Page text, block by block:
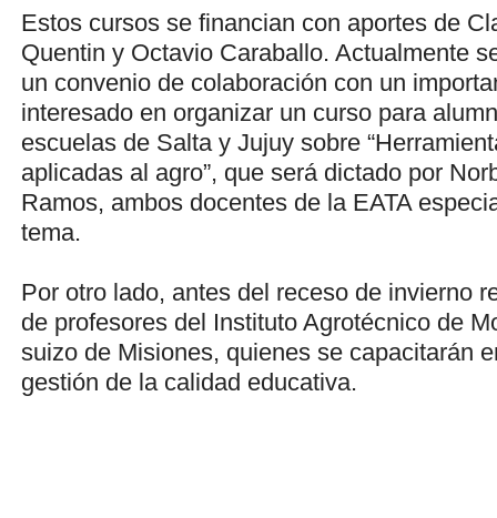
Estos cursos se financian con aportes de
Quentin y Octavio Caraballo. Actualmente
un convenio de colaboración con un
interesado en organizar un curso para
escuelas de Salta y Jujuy sobre
aplicadas al agro”, que será dictado por
Ramos, ambos docentes de la EATA
tema.
Por otro lado, antes del receso de invierno
de profesores del Instituto Agrotécnico de
suizo de Misiones, quienes se capacitarán
gestión de la calidad educativa.